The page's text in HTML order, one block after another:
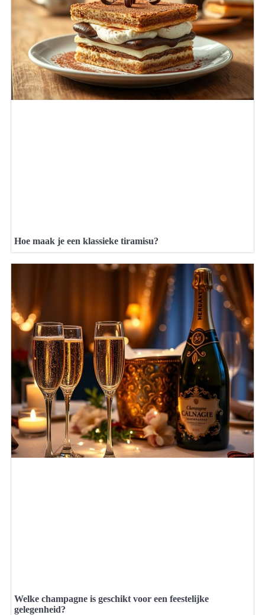
Hoe maak je een klassieke tiramisu?
Welke champagne is geschikt voor een feestelijke
gelegenheid?